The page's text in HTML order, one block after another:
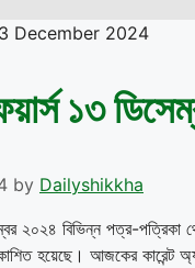
১৩
by Dailyshikkha
২০২৪ বিভিন্ন পত্র-
হয়েছে। আজকের কারেন্ট